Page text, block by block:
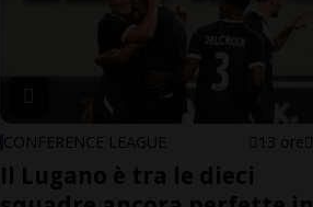
CONFERENCE LEAGUE 13 ore
Il Lugano è tra le dieci